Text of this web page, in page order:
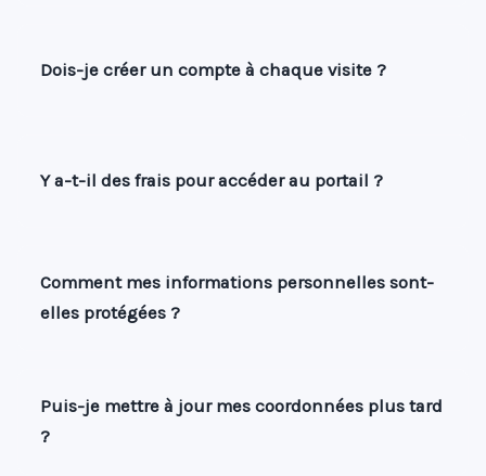
Dois-je créer un compte à chaque visite ?
Y a-t-il des frais pour accéder au portail ?
Comment mes informations personnelles sont-
elles protégées ?
Puis-je mettre à jour mes coordonnées plus tard
?